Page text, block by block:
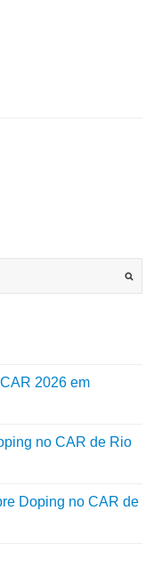
2026 em
no CAR de Rio
Doping no CAR de